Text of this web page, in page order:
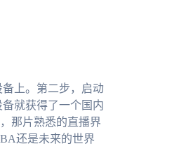
上。第二步，启动
就获得了一个国内
那片熟悉的直播界
还是未来的世界